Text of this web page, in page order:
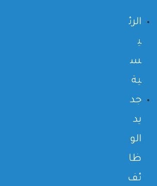
الرئ
ي
س
ية
جد
يد
الو
ظا
ئف